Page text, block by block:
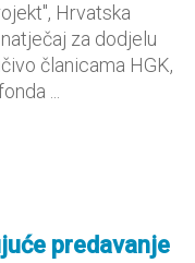
Hrvatska
za dodjelu
članicama HGK,
...
predavanje